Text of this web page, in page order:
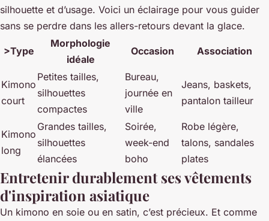
silhouette et d’usage. Voici un éclairage pour vous guider
sans se perdre dans les allers-retours devant la glace.
>Type
Morphologie
idéale
Occasion Association
Kimono
court
Petites tailles,
silhouettes
compactes
Bureau,
journée en
ville
Jeans, baskets,
pantalon tailleur
Kimono
long
Grandes tailles,
silhouettes
élancées
Soirée,
week-end
boho
Robe légère,
talons, sandales
plates
Entretenir durablement ses vêtements
d'inspiration asiatique
Un kimono en soie ou en satin, c’est précieux. Et comme